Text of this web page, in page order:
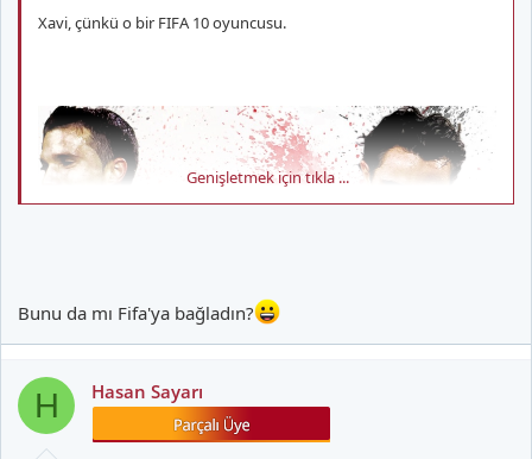
Xavi, çünkü o bir FIFA 10 oyuncusu.
Genişletmek için tıkla ...
Bunu da mı Fifa'ya bağladın?
H Hasan Sayarı